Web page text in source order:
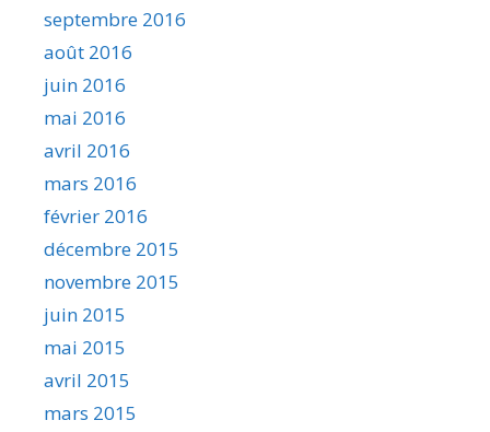
septembre 2016
août 2016
juin 2016
mai 2016
avril 2016
mars 2016
février 2016
décembre 2015
novembre 2015
juin 2015
mai 2015
avril 2015
mars 2015